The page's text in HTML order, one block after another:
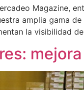
Magazine,
amplia gama
la visibilidad